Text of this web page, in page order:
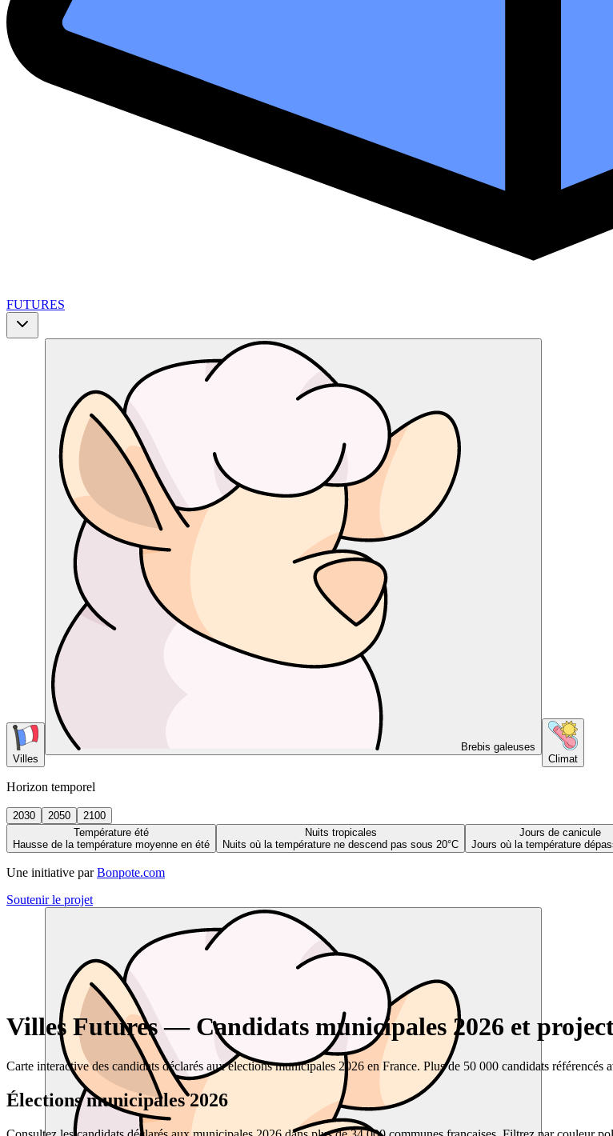
FUTURES
Villes
Brebis galeuses
Climat
Horizon temporel
2030 2050
2100
Température été
Hausse de la température moyenne en été
Nuits tropicales
Nuits où la température ne descend pas sous 20°C
Jours de canicule
Jours où la température
Une initiative par Bonpote.com
Soutenir le projet
Villes Futures — Candidats municipales 2026 et
Carte interactive des candidats déclarés aux élections municipales 2026 en France. Plus de 50 000 candidats référencés
Élections municipales 2026